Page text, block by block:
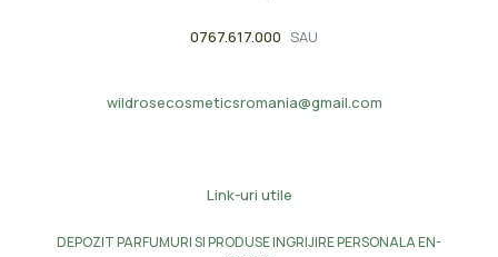
0767.617.000 SAU
wildrosecosmeticsromania@gmail.com
Link-uri utile
DEPOZIT PARFUMURI SI PRODUSE INGRIJIRE PERSONALA EN-